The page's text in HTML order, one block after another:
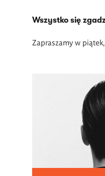
Wszystko się
Zapraszamy w